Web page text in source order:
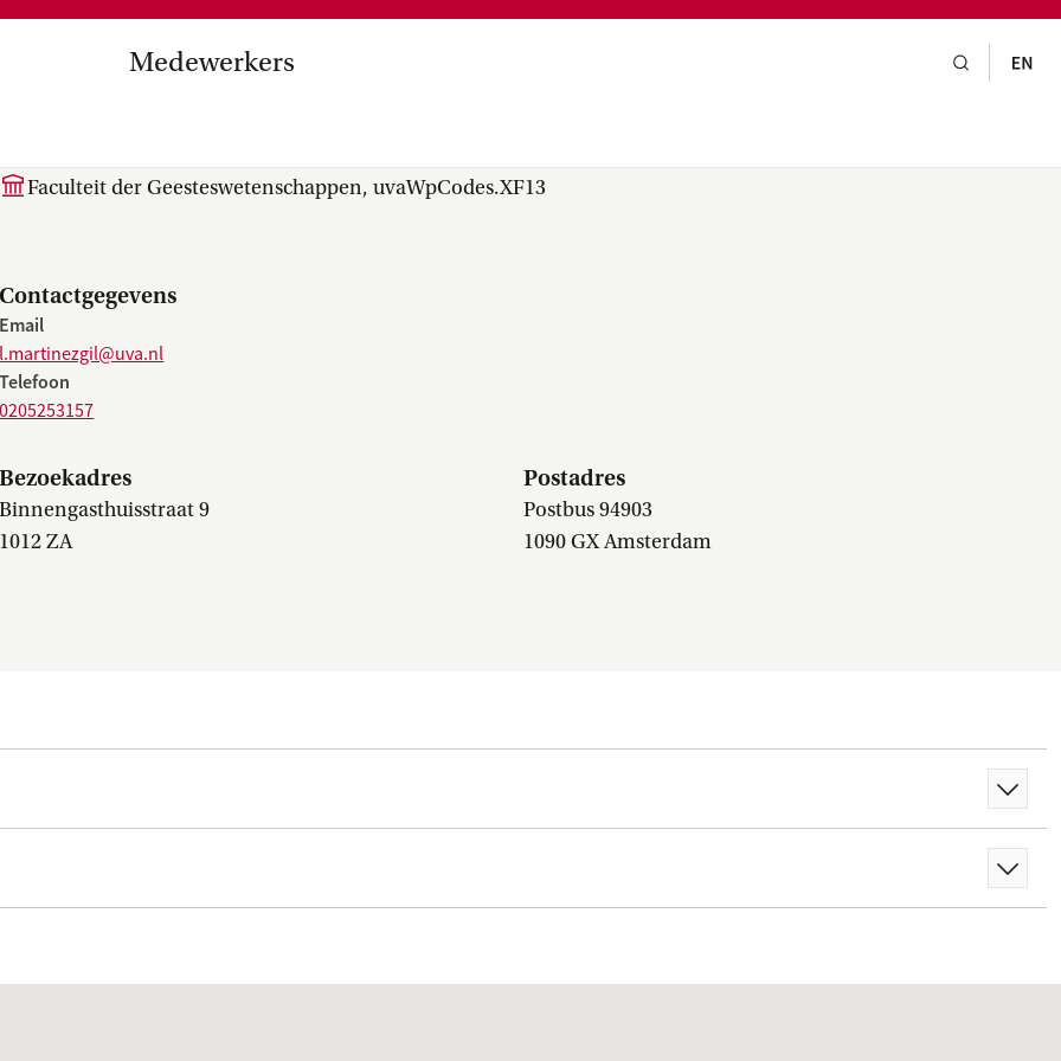
Medewerkers
plan, instellingsplan,
Internationalisering in
Medezeggenschap, ondernemingsraad,
Faculteit der Geesteswetenschappen, uvaWpCodes.XF13
Contactgegevens
Email
l.martinezgil@uva.nl
Telefoon
0205253157
Bezoekadres
Binnengasthuisstraat 9
1012 ZA
Postadres
Postbus 94903
1090 GX Amsterdam